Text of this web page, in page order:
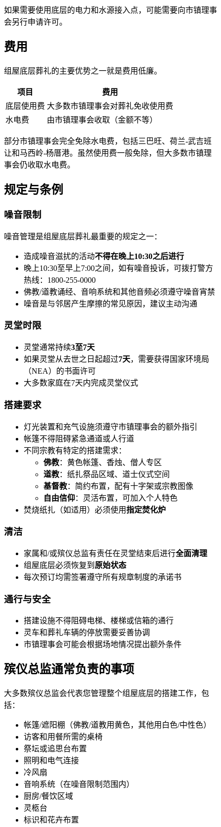
如果需要使用底层的电力和水源接入点，可能需要向市镇理事
会另行申请许可。
费用
组屋底层葬礼的主要优势之一就是费用低廉。
项目
费用
底层使用费 大多数市镇理事会对葬礼免收使用费
水电费
由市镇理事会收取（金额不等）
部分市镇理事会完全免除水电费，包括三巴旺、荷兰-武吉班
让和马西岭-杨厝港。虽然使用费一般免除，但大多数市镇理
事会仍收取水电费。
规定与条例
噪音限制
噪音管理是组屋底层葬礼最重要的规定之一：
造成噪音滋扰的活动不得在晚上10:30之后进行
晚上10:30至早上7:00之间，如有噪音投诉，可拨打警方
热线：1800-255-0000
佛教/道教诵经、音响系统和其他音频必须遵守噪音宵禁
噪音是与邻居产生摩擦的常见原因，建议主动沟通
灵堂时限
灵堂通常持续3至7天
如果灵堂从去世之日起超过7天，需要获得国家环境局
（NEA）的书面许可
大多数家庭在7天内完成灵堂仪式
搭建要求
灯光装置和充气设施须遵守市镇理事会的额外指引
帐篷不得阻碍紧急通道或人行道
不同宗教有特定的搭建需求：
佛教：黄色帐篷、香烛、僧人专区
道教：纸扎祭品区域、道士仪式空间
基督教：简约布置，配有十字架或宗教图像
自由信仰：灵活布置，可加入个人特色
焚烧纸扎（如适用）必须使用指定焚化炉
清洁
家属和/或殡仪总监有责任在灵堂结束后进行全面清理
组屋底层必须恢复到 原始状态
每次预订均需签署遵守所有规章制度的承诺书
通行与安全
搭建设施不得阻碍电梯、楼梯或信箱的通行
灵车和葬礼车辆的停放需要妥善协调
市镇理事会可能会根据场地情况提出额外条件
殡仪总监通常负责的事项
大多数殡仪总监会代表您管理整个组屋底层的搭建工作，包
括：
帐篷/遮阳棚（佛教/道教用黄色，其他用白色/中性色）
访客和用餐所需的桌椅
祭坛或追思台布置
照明和电气连接
冷风扇
音响系统（在噪音限制范围内）
厨房/餐饮区域
灵柩台
标识和花卉布置